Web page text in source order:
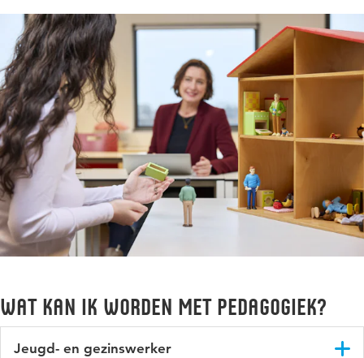
wat kan ik worden met Pedagogiek?
Jeugd- en gezinswerker